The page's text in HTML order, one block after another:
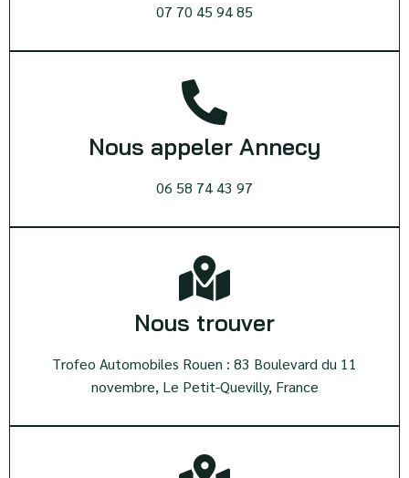
07 70 45 94 85
Nous appeler Annecy
06 58 74 43 97
Nous trouver
Trofeo Automobiles Rouen : 83 Boulevard du 11
novembre, Le Petit-Quevilly, France